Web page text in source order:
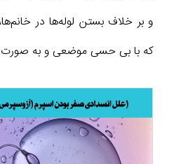
و بر خلاف بستن لوله‌ها در
که با بی حسی موضعی و به صورت